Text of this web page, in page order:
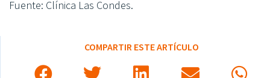
Fuente: Clínica Las Condes.
COMPARTIR ESTE ARTÍCULO